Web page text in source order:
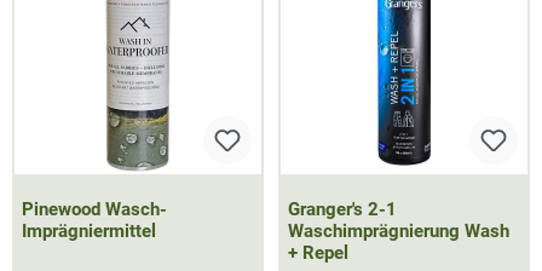
Pinewood Wasch-
Imprägniermittel
Granger's 2-1
Waschimprägnierung Wash
+ Repel